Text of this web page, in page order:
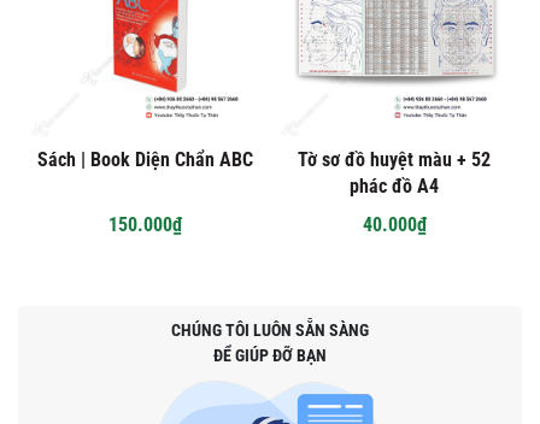
Sách | Book Diện Chẩn ABC
150.000₫
Tờ sơ đồ huyệt màu + 52
phác đồ A4
40.000₫
CHÚNG TÔI LUÔN SẴN SÀNG
ĐỂ GIÚP ĐỠ BẠN